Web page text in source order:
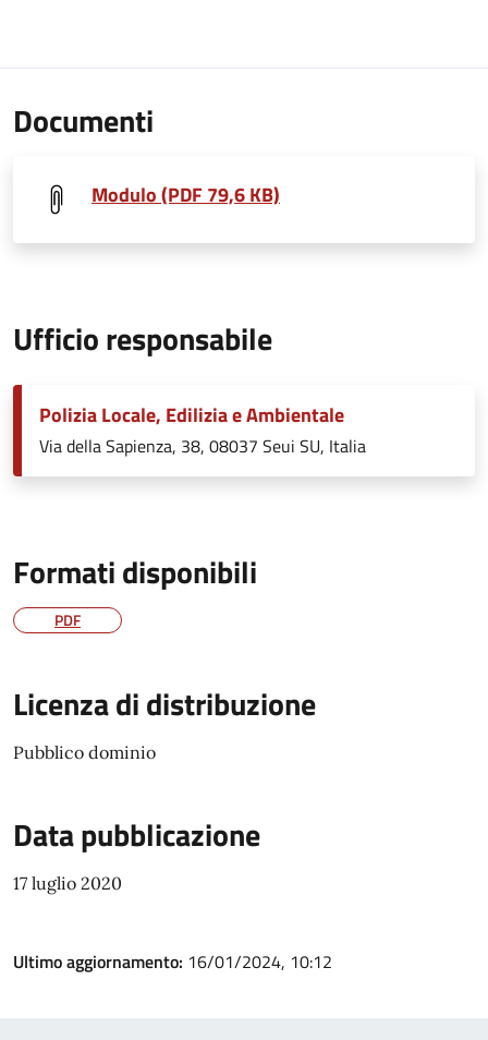
Documenti
Modulo (PDF 79,6 KB)
Ufficio responsabile
Polizia Locale, Edilizia e Ambientale
Via della Sapienza, 38, 08037 Seui SU, Italia
Formati disponibili
PDF
Licenza di distribuzione
Pubblico dominio
Data pubblicazione
17 luglio 2020
Ultimo aggiornamento: 16/01/2024, 10:12